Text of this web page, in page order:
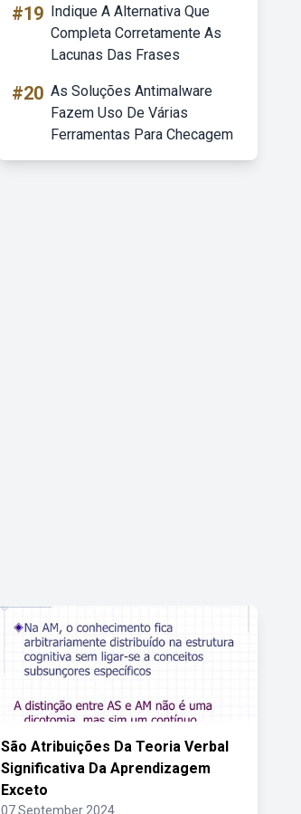
#19 Indique A Alternativa Que
Completa Corretamente As
Lacunas Das Frases
#20 As Soluções Antimalware
Fazem Uso De Várias
Ferramentas Para Checagem
São Atribuições Da Teoria Verbal
Significativa Da Aprendizagem
Exceto
07 September 2024